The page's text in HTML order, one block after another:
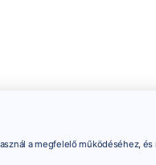
a megfelelő működéséhez,